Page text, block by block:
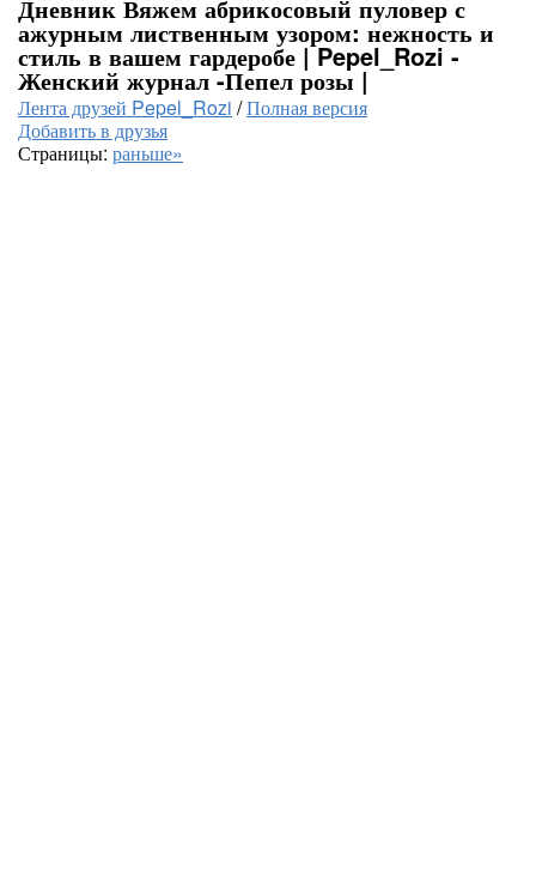
Дневник Вяжем абрикосовый пуловер с
ажурным лиственным узором: нежность и
стиль в вашем гардеробе | Pepel_Rozi -
Женский журнал -Пепел розы |
Лента друзей Pepel_Rozi /Полная версия
Добавить в друзья
Страницы: раньше»